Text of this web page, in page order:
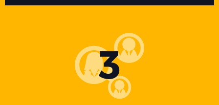
3